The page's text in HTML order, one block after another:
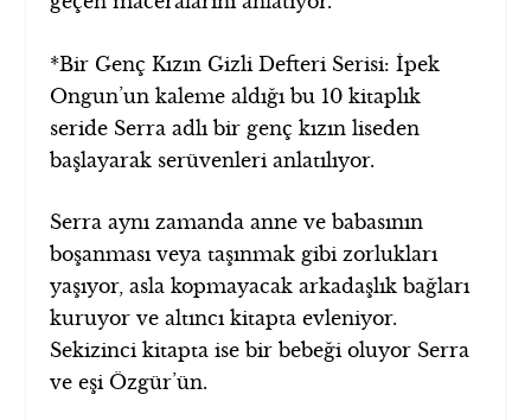
*Bir Genç Kızın Gizli Defteri Serisi: İpek
Ongun’un kaleme aldığı bu 10 kitaplık
seride Serra adlı bir genç kızın liseden
başlayarak serüvenleri anlatılıyor.
Serra aynı zamanda anne ve babasının
boşanması veya taşınmak gibi zorlukları
yaşıyor, asla kopmayacak arkadaşlık bağları
kuruyor ve altıncı kitapta evleniyor.
Sekizinci kitapta ise bir bebeği oluyor Serra
ve eşi Özgür’ün.